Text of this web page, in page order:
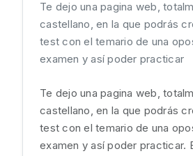
Te dejo una pagina web,
castellano, en la que podrás
test con el temario de una
examen y así poder practicar
Te dejo una pagina web,
castellano, en la que podrás
test con el temario de una
examen y así poder practicar.